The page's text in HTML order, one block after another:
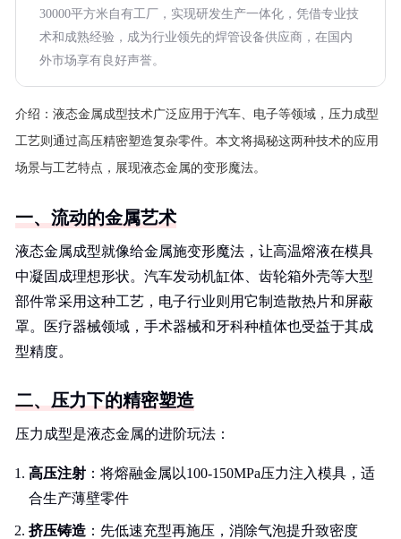
30000平方米自有工厂，实现研发生产一体化，凭借专业技
术和成熟经验，成为行业领先的焊管设备供应商，在国内
外市场享有良好声誉。
介绍： 液态金属成型技术广泛应用于汽车、电子等领域，压力成型
工艺则通过高压精密塑造复杂零件。本文将揭秘这两种技术的应用
场景与工艺特点，展现液态金属的变形魔法。
一、流动的金属艺术
液态金属成型就像给金属施变形魔法，让高温熔液在模具
中凝固成理想形状。汽车发动机缸体、齿轮箱外壳等大型
部件常采用这种工艺，电子行业则用它制造散热片和屏蔽
罩。医疗器械领域，手术器械和牙科种植体也受益于其成
型精度。
二、压力下的精密塑造
压力成型是液态金属的进阶玩法：
高压注射 ：将熔融金属以100-150MPa压力注入模具，适
合生产薄壁零件
挤压铸造 ：先低速充型再施压，消除气泡提升致密度